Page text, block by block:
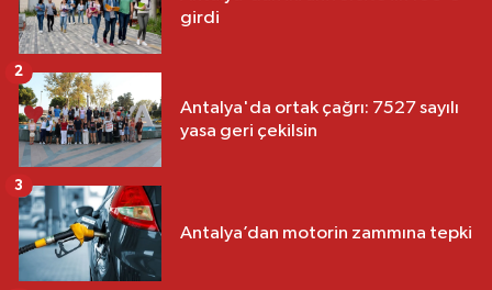
girdi
Antalya'da ortak çağrı: 7527 sayılı
yasa geri çekilsin
2
Antalya’dan motorin zammına tepki
3